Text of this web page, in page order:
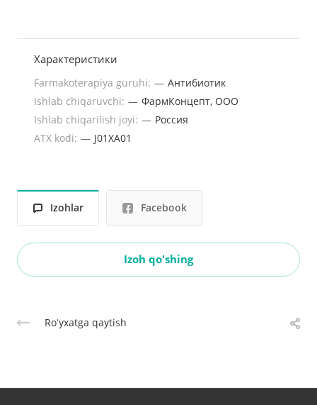
Характеристики
Farmakoterapiya guruhi: — Антибиотик
Ishlab chiqaruvchi: — ФармКонцепт, ООО
Ishlab chiqarilish joyi: — Россия
ATX kodi: — J01XA01
Izohlar Facebook
Izoh qo'shing
Roʻyxatga qaytish